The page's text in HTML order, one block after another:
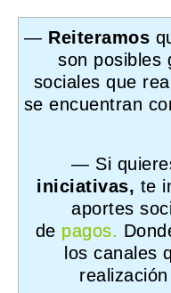
— Reiteramos
son posibles
sociales que
se encuentran
— Si
iniciativas, te
aportes
de pagos.
los canales